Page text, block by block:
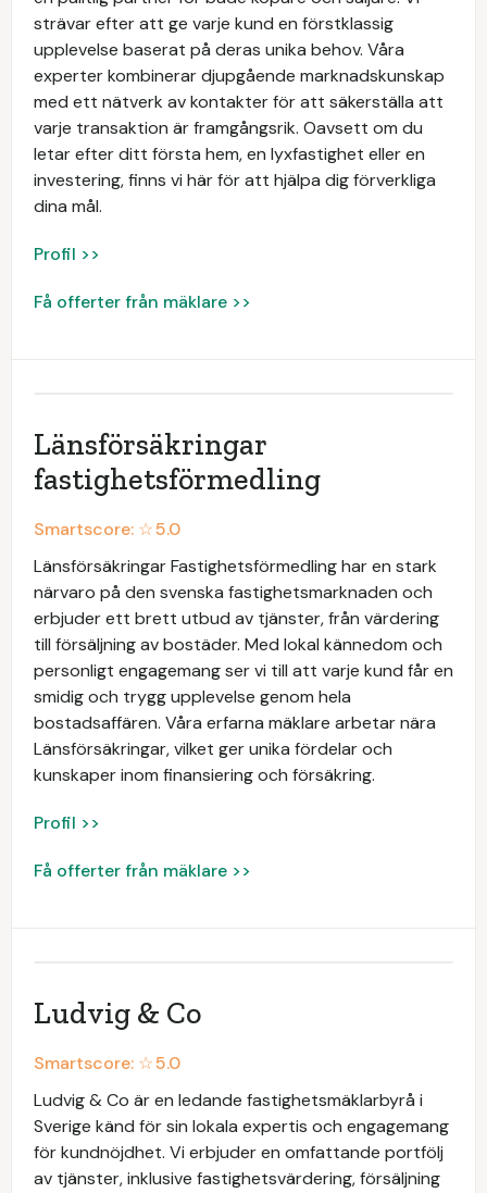
strävar efter att ge varje kund en förstklassig
upplevelse baserat på deras unika behov. Våra
experter kombinerar djupgående marknadskunskap
med ett nätverk av kontakter för att säkerställa att
varje transaktion är framgångsrik. Oavsett om du
letar efter ditt första hem, en lyxfastighet eller en
investering, finns vi här för att hjälpa dig förverkliga
dina mål.
Profil >>
Få offerter från mäklare >>
Länsförsäkringar
fastighetsförmedling
Smartscore: ☆5.0
Länsförsäkringar Fastighetsförmedling har en stark
närvaro på den svenska fastighetsmarknaden och
erbjuder ett brett utbud av tjänster, från värdering
till försäljning av bostäder. Med lokal kännedom och
personligt engagemang ser vi till att varje kund får en
smidig och trygg upplevelse genom hela
bostadsaffären. Våra erfarna mäklare arbetar nära
Länsförsäkringar, vilket ger unika fördelar och
kunskaper inom finansiering och försäkring.
Profil >>
Få offerter från mäklare >>
Ludvig & Co
Smartscore: ☆5.0
Ludvig & Co är en ledande fastighetsmäklarbyrå i
Sverige känd för sin lokala expertis och engagemang
för kundnöjdhet. Vi erbjuder en omfattande portfölj
av tjänster, inklusive fastighetsvärdering, försäljning